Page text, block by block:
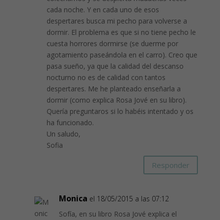
cada noche. Y en cada uno de esos
despertares busca mi pecho para volverse a
dormir. El problema es que si no tiene pecho le
cuesta horrores dormirse (se duerme por
agotamiento paseándola en el carro). Creo que
pasa sueño, ya que la calidad del descanso
nocturno no es de calidad con tantos
despertares. Me he planteado enseñarla a
dormir (como explica Rosa Jové en su libro).
Quería preguntaros si lo habéis intentado y os
ha funcionado.
Un saludo,
Sofia
Responder
Monica el 18/05/2015 a las 07:12
Sofía, en su libro Rosa Jové explica el